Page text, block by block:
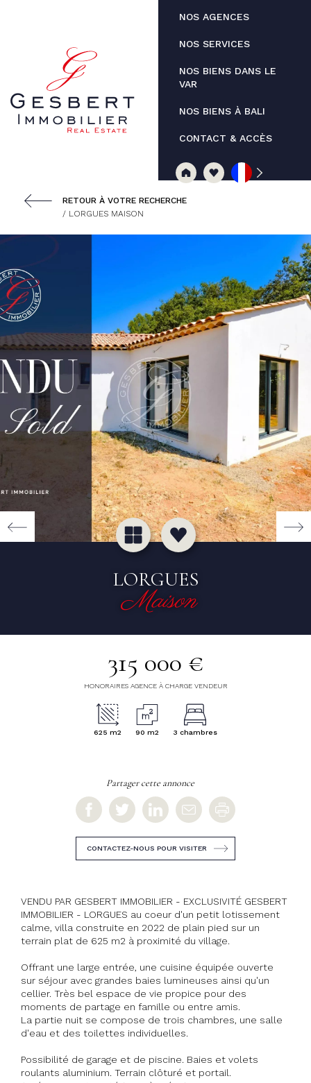
NOS AGENCES
NOS SERVICES
NOS BIENS DANS LE
VAR
NOS BIENS À BALI
CONTACT & ACCÈS
RETOUR À VOTRE RECHERCHE
/ LORGUES MAISON
LORGUES
Maison
315 000 €
HONORAIRES AGENCE À CHARGE VENDEUR
625 m2 90 m2 3 chambres
Partager cette annonce
CONTACTEZ-NOUS POUR VISITER
VENDU PAR GESBERT IMMOBILIER - EXCLUSIVITÉ GESBERT
IMMOBILIER - LORGUES au coeur d'un petit lotissement
calme, villa construite en 2022 de plain pied sur un
terrain plat de 625 m2 à proximité du village.
Offrant une large entrée, une cuisine équipée ouverte
sur séjour avec grandes baies lumineuses ainsi qu'un
cellier. Très bel espace de vie propice pour des
moments de partage en famille ou entre amis.
La partie nuit se compose de trois chambres, une salle
d'eau et des toilettes individuelles.
Possibilité de garage et de piscine. Baies et volets
roulants aluminium. Terrain clôturé et portail.